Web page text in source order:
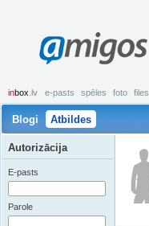
amigos
inbox .lv e-pasts spēles foto files
Blogi Atbildes
Autorizācija
E-pasts
Parole